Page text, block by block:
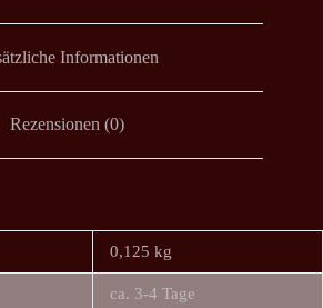
Informationen
Rezensionen (0)
0,125 kg
ca. 3-4 Tage